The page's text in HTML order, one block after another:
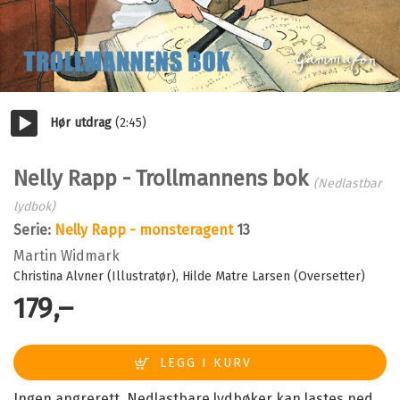
Hør utdrag (2:45)
Nelly Rapp - Trollmannens bok (Nedlastbar
lydbok)
Serie: Nelly Rapp - monsteragent13
Martin Widmark
Christina Alvner (Illustratør) Hilde Matre Larsen (Oversetter)
179,–